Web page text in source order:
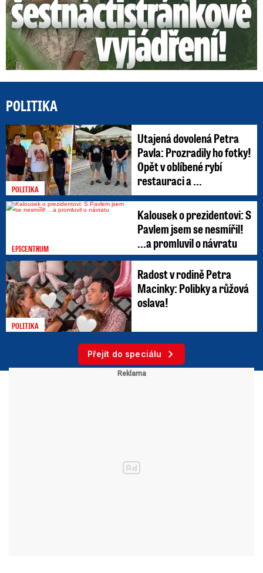
POLITIKA
POLITIKA
Utajená dovolená Petra
Pavla: Prozradily ho fotky!
Opět v oblíbené rybí
restauraci a ...
EPICENTRUM
Kalousek o prezidentovi: S
Pavlem jsem se nesmířil!
...a promluvil o návratu
POLITIKA
Radost v rodině Petra
Macinky: Polibky a růžová
oslava!
Přejít do speciálu